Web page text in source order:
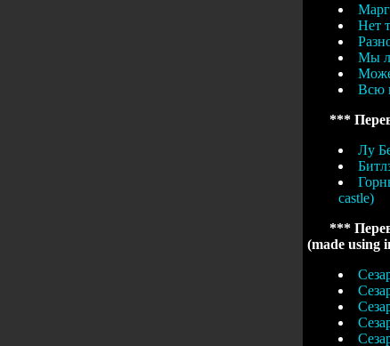
Нет
Мы
Всю
***
Лу
castle)
***
(made using